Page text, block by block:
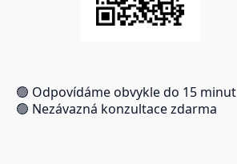
🟢 Odpovídáme obvykle do 15 minut
🟢 Nezávazná konzultace zdarma